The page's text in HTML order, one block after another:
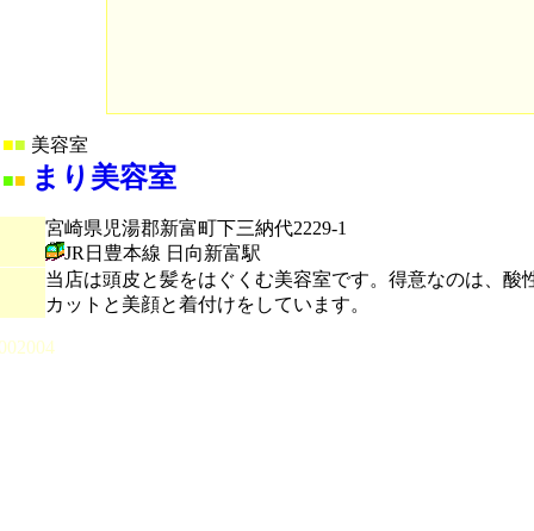
■ 美容室
■■ まり美容室
宮崎県児湯郡新富町下三納代2229-1
JR日豊本線 日向新富駅
当店は頭皮と髪をはぐくむ美容室です。得意なのは、
カットと美顔と着付けをしています。